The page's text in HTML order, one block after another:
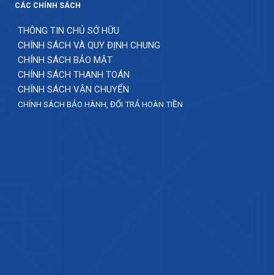
CÁC CHÍNH SÁCH
THÔNG TIN CHỦ SỞ HỮU
CHÍNH SÁCH VÀ QUY ĐỊNH CHUNG
CHÍNH SÁCH BẢO MẬT
CHÍNH SÁCH THANH TOÁN
CHÍNH SÁCH VẬN CHUYỂN
CHÍNH SÁCH BẢO HÀNH, ĐỔI TRẢ HOÀN TIỀN